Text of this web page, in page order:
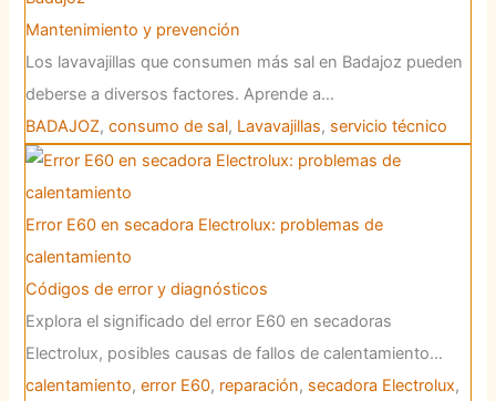
Mantenimiento y prevención
Los lavavajillas que consumen más sal en Badajoz pueden
deberse a diversos factores. Aprende a…
BADAJOZ,consumo de sal, Lavavajillas, servicio técnico
Error E60 en secadora Electrolux: problemas de
calentamiento
Códigos de error y diagnósticos
Explora el significado del error E60 en secadoras
Electrolux, posibles causas de fallos de calentamiento…
calentamiento,error E60, reparación, secadora Electrolux,